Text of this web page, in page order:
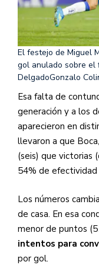
El festejo de Miguel
gol anulado sobre el
DelgadoGonzalo
Esa falta de
generación y a los
aparecieron en
llevaron a que
(seis) que victorias
54% de efectividad
Los números
de casa. En esa
menor de puntos
intentos para
por gol.